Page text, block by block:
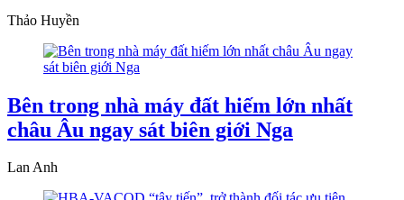
Thảo Huyền
Bên trong nhà máy đất hiếm lớn nhất
châu Âu ngay sát biên giới Nga
Lan Anh